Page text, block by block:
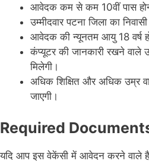
आवेदक कम से कम 10वीं पास
उम्मीदवार पटना जिला का निवासी
आवेदक की न्यूनतम आयु 18 वर्ष
कंप्यूटर की जानकारी रखने वाले
मिलेगी।
अधिक शिक्षित और अधिक उम्र
जाएगी।
Required
यदि आप इस वेकेंसी में आवेदन करने वाले